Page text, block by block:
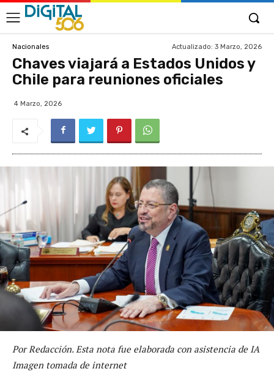
Nacionales Actualizado: 3 Marzo, 2026
Chaves viajará a Estados Unidos y
Chile para reuniones oficiales
4 Marzo, 2026
Por Redacción. Esta nota fue elaborada con asistencia de IA
Imagen tomada de internet